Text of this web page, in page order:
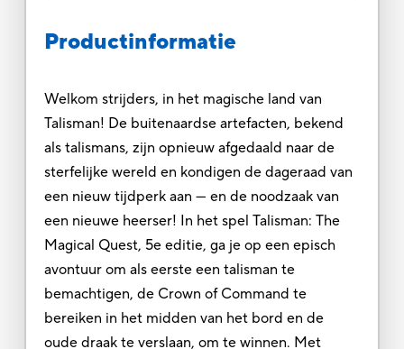
Productinformatie
Welkom strijders, in het magische land van
Talisman! De buitenaardse artefacten, bekend
als talismans, zijn opnieuw afgedaald naar de
sterfelijke wereld en kondigen de dageraad van
een nieuw tijdperk aan — en de noodzaak van
een nieuwe heerser! In het spel Talisman: The
Magical Quest, 5e editie, ga je op een episch
avontuur om als eerste een talisman te
bemachtigen, de Crown of Command te
bereiken in het midden van het bord en de
oude draak te verslaan, om te winnen. Met